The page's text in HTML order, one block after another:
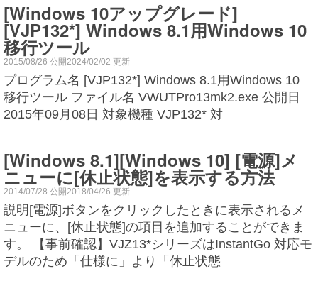
[Windows 10アップグレード]
[VJP132*] Windows 8.1用Windows 10
移行ツール
2015/08/26 公開2024/02/02 更新
プログラム名 [VJP132*] Windows 8.1用Windows 10
移行ツール ファイル名 VWUTPro13mk2.exe 公開日
2015年09月08日 対象機種 VJP132* 対
[Windows 8.1][Windows 10] [電源]メ
ニューに[休止状態]を表示する方法
2014/07/28 公開2018/04/26 更新
説明[電源]ボタンをクリックしたときに表示されるメ
ニューに、[休止状態]の項目を追加することができま
す。 【事前確認】VJZ13*シリーズはInstantGo 対応モ
デルのため「仕様に」より「休止状態